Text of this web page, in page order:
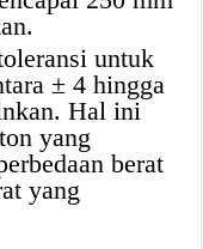
untuk
± 4 hingga
Hal ini
yang
berat
yang